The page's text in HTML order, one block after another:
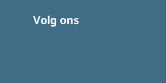
Volg ons